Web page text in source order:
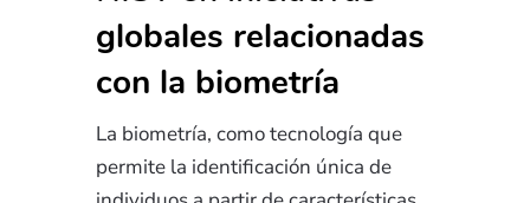
globales relacionadas
con la biometría
La biometría, como tecnología que
permite la identificación única de